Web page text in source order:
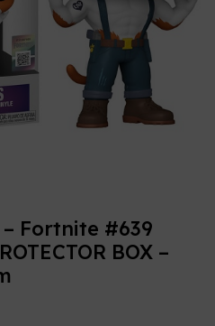
– Fortnite #639
BOX –